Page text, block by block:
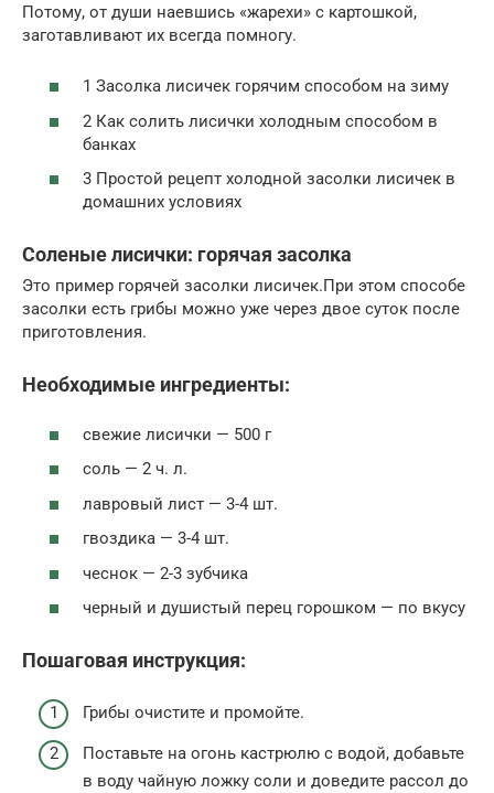
Потому, от души наевшись «жарехи» с картошкой,
заготавливают их всегда помногу.
1 Засолка лисичек горячим способом на зиму
2 Как солить лисички холодным способом в
банках
3 Простой рецепт холодной засолки лисичек в
домашних условиях
Соленые лисички: горячая засолка
Это пример горячей засолки лисичек.При этом способе
засолки есть грибы можно уже через двое суток после
приготовления.
Необходимые ингредиенты:
свежие лисички — 500 г
соль — 2 ч. л.
лавровый лист — 3-4 шт.
гвоздика — 3-4 шт.
чеснок — 2-3 зубчика
черный и душистый перец горошком — по вкусу
Пошаговая инструкция:
Грибы очиcтите и промойте.
Поставьте на огонь кастрюлю с водой, добавьте
в воду чайную ложку соли и доведите рассол до